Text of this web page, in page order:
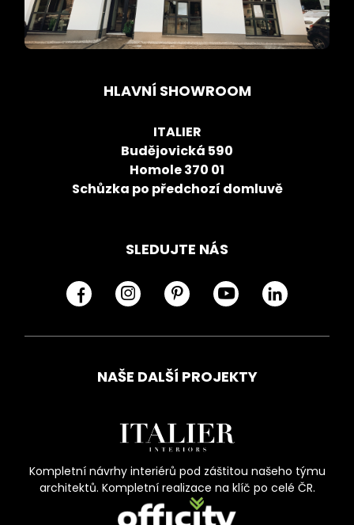
HLAVNÍ SHOWROOM
ITALIER
Budějovická 590
Homole 370 01
Schůzka po předchozí domluvě
SLEDUJTE NÁS
NAŠE DALŠÍ PROJEKTY
Kompletní návrhy interiérů pod záštitou našeho týmu
architektů. Kompletní realizace na klíč po celé ČR.